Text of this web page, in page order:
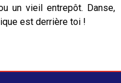
un vieil entrepôt. Danse,
est derrière toi !